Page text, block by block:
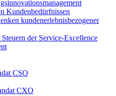
Kundenbedürfnissen
kundenerlebnisbezogener
der Service-Excellence
CSO
CXO